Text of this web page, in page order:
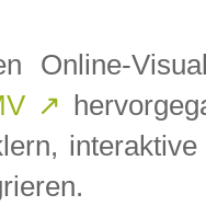
Online-
↗